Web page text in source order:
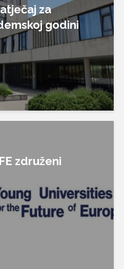
za
godini
združeni